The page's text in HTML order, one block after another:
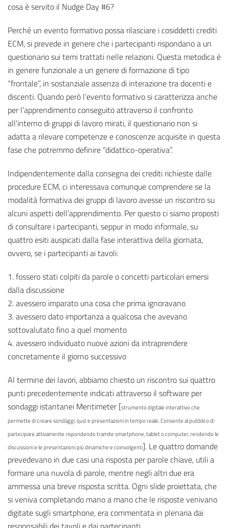
cosa è servito il Nudge Day #6?
Perché un evento formativo possa rilasciare i cosiddetti crediti
ECM, si prevede in genere che i partecipanti rispondano a un
questionario sui temi trattati nelle relazioni. Questa metodica è
in genere funzionale a un genere di formazione di tipo
“frontale”, in sostanziale assenza di interazione tra docenti e
discenti. Quando però l’evento formativo si caratterizza anche
per l’apprendimento conseguito attraverso il confronto
all’interno di gruppi di lavoro mirati, il questionario non si
adatta a rilevare competenze e conoscenze acquisite in questa
fase che potremmo definire “didattico-operativa”.
Indipendentemente dalla consegna dei crediti richieste dalle
procedure ECM, ci interessava comunque comprendere se la
modalità formativa dei gruppi di lavoro avesse un riscontro su
alcuni aspetti dell’apprendimento. Per questo ci siamo proposti
di consultare i partecipanti, seppur in modo informale, su
quattro esiti auspicati dalla fase interattiva della giornata,
ovvero, se i partecipanti ai tavoli:
1. fossero stati colpiti da parole o concetti particolari emersi
dalla discussione
2. avessero imparato una cosa che prima ignoravano
3. avessero dato importanza a qualcosa che avevano
sottovalutato fino a quel momento
4. avessero individuato nuove azioni da intraprendere
concretamente il giorno successivo
Al termine dei lavori, abbiamo chiesto un riscontro sui quattro
punti precedentemente indicati attraverso il software per
sondaggi istantanei Mentimeter [strumento digitale interattivo che
permette di creare sondaggi, quiz e presentazioni in tempo reale. Consente al pubblico di
partecipare attivamente rispondendo tramite smartphone, tablet o computer, rendendo le
discussioni e le presentazioni più dinamiche e coinvolgenti]. Le quattro domande
prevedevano in due casi una risposta per parole chiave, utili a
formare una nuvola di parole, mentre negli altri due era
ammessa una breve risposta scritta. Ogni slide proiettata, che
si veniva completando mano a mano che le risposte venivano
digitate sugli smartphone, era commentata in plenaria dai